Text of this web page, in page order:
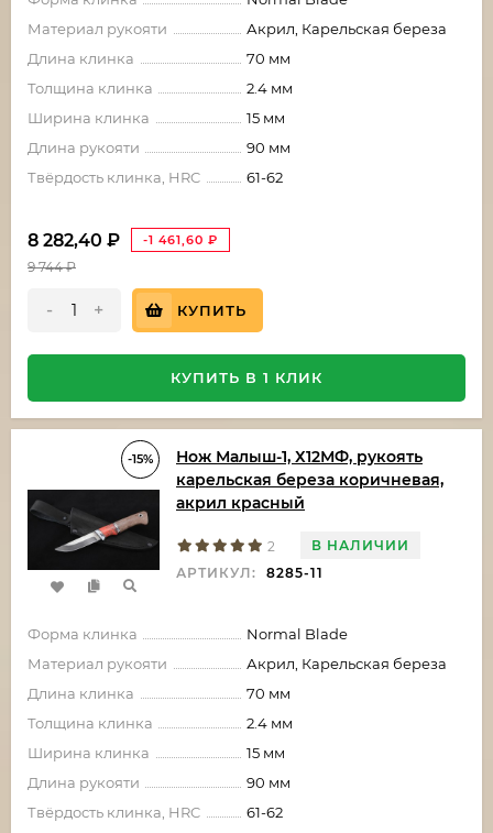
Материал рукояти
Акрил, Карельская береза
Длина клинка
70 мм
Толщина клинка
2.4 мм
Ширина клинка
15 мм
Длина рукояти
90 мм
Твёрдость клинка, HRC
61-62
8 282,40 ₽ -1 461,60 ₽
9 744₽
- + КУПИТЬ
КУПИТЬ В 1 КЛИК
-15%
Нож Малыш-1, Х12МФ, рукоять
карельская береза коричневая,
акрил красный
2
В НАЛИЧИИ
АРТИКУЛ:
8285-11
Форма клинка
Normal Blade
Материал рукояти
Акрил, Карельская береза
Длина клинка
70 мм
Толщина клинка
2.4 мм
Ширина клинка
15 мм
Длина рукояти
90 мм
Твёрдость клинка, HRC
61-62